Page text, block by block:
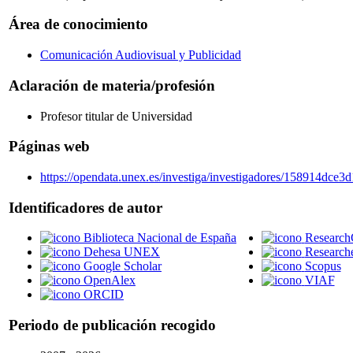
Área de conocimiento
Comunicación Audiovisual y Publicidad
Aclaración de materia/profesión
Profesor titular de Universidad
Páginas web
https://opendata.unex.es/investiga/investigadores/
Identificadores de autor
Biblioteca Nacional de España
Dehesa UNEX
Google Scholar
OpenAlex
ORCID
Scopus
VIAF
Periodo de publicación recogido